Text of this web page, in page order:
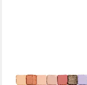
ULTIMATE SHADOW